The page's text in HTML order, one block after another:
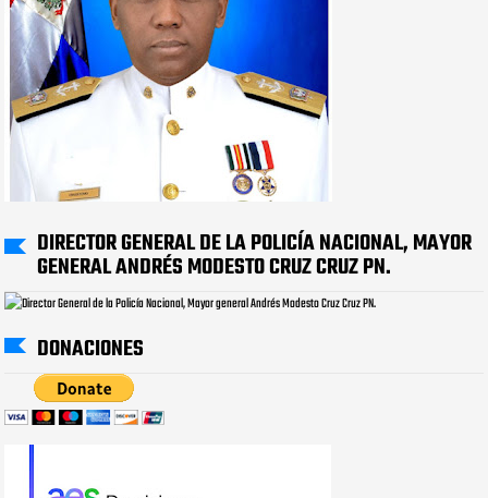
DIRECTOR GENERAL DE LA POLICÍA NACIONAL, MAYOR
GENERAL ANDRÉS MODESTO CRUZ CRUZ PN.
DONACIONES